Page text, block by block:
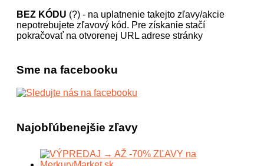
BEZ KÓDU (?) - na uplatnenie takejto zľavy/akcie
nepotrebujete zľavový kód. Pre získanie stačí
pokračovať na otvorenej URL adrese stránky
Sme na facebooku
Najobľúbenejšie zľavy